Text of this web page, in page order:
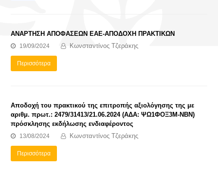
ΑΝΑΡΤΗΣΗ ΑΠΟΦΑΣΕΩΝ ΕΑΕ-ΑΠΟΔΟΧΗ ΠΡΑΚΤΙΚΩΝ
19/09/2024 Κωνσταντίνος Τζεράκης
Περισσότερα
Αποδοχή του πρακτικού της επιτροπής αξιολόγησης της με
αριθμ. πρωτ.: 2479/31413/21.06.2024 (ΑΔΑ: ΨΩ1ΦΟΞ3Μ-ΝΒΝ)
πρόσκλησης εκδήλωσης ενδιαφέροντος
13/08/2024 Κωνσταντίνος Τζεράκης
Περισσότερα